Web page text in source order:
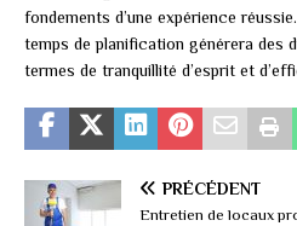
fondements d’une expérience
temps de planification générera des
termes de tranquillité d’esprit et
PRÉCÉDENT
Entretien de locaux